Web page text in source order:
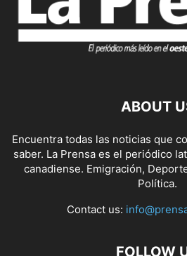
ABOUT
Encuentra todas las noticias que
saber. La Prensa es el periódico
canadiense. Emigración,
Política.
Contact us:
FOLLOW